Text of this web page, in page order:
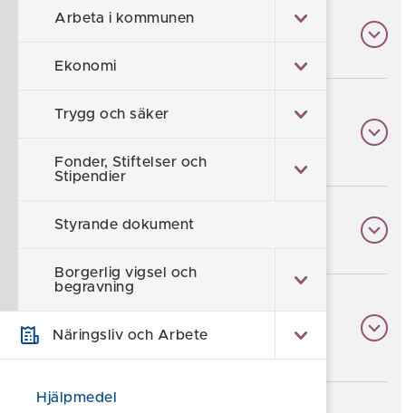
Arbeta i kommunen
Ekonomi
Trygg och säker
Fonder, Stiftelser och
Stipendier
Styrande dokument
Borgerlig vigsel och
begravning
Näringsliv och Arbete
Hjälpmedel
Hitta ett diarienummer för ett
Ladda ner dokument
Kontaktuppgifter till
förtroendevalda